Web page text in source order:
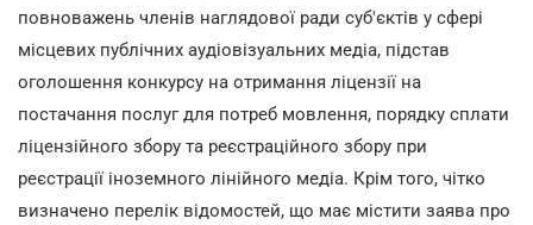
повноважень членів наглядової ради суб'єктів у сфері
місцевих публічних аудіовізуальних медіа, підстав
оголошення конкурсу на отримання ліцензії на
постачання послуг для потреб мовлення, порядку сплати
ліцензійного збору та реєстраційного збору при
реєстрації іноземного лінійного медіа. Крім того, чітко
визначено перелік відомостей, що має містити заява про